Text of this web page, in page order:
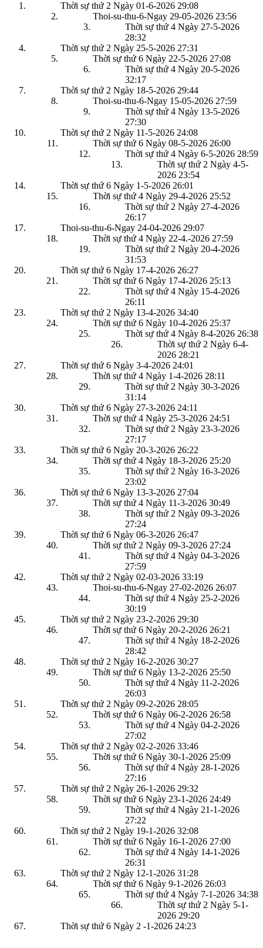
Thời sự thứ 2 Ngày 01-6-2026 29:08
Thoi-su-thu-6-Ngay 29-05-2026 23:56
Thời sự thứ 4 Ngày 27-5-2026
28:32
Thời sự thứ 2 Ngày 25-5-2026 27:31
Thời sự thứ 6 Ngày 22-5-2026 27:08
Thời sự thứ 4 Ngày 20-5-2026
32:17
Thời sự thứ 2 Ngày 18-5-2026 29:44
Thoi-su-thu-6-Ngay 15-05-2026 27:59
Thời sự thứ 4 Ngày 13-5-2026
27:30
Thời sự thứ 2 Ngày 11-5-2026 24:08
Thời sự thứ 6 Ngày 08-5-2026 26:00
Thời sự thứ 4 Ngày 6-5-2026 28:59
Thời sự thứ 2 Ngày 4-5-
2026 23:54
Thời sự thứ 6 Ngày 1-5-2026 26:01
Thời sự thứ 4 Ngày 29-4-2026 25:52
Thời sự thứ 2 Ngày 27-4-2026
26:17
Thoi-su-thu-6-Ngay 24-04-2026 29:07
Thời sự thứ 4 Ngày 22-4.-2026 27:59
Thời sự thứ 2 Ngày 20-4-2026
31:53
Thời sự thứ 6 Ngày 17-4-2026 26:27
Thời sự thứ 6 Ngày 17-4-2026 25:13
Thời sự thứ 4 Ngày 15-4-2026
26:11
Thời sự thứ 2 Ngày 13-4-2026 34:40
Thời sự thứ 6 Ngày 10-4-2026 25:37
Thời sự thứ 4 Ngày 8-4-2026 26:38
Thời sự thứ 2 Ngày 6-4-
2026 28:21
Thời sự thứ 6 Ngày 3-4-2026 24:01
Thời sự thứ 4 Ngày 1-4-2026 28:11
Thời sự thứ 2 Ngày 30-3-2026
31:14
Thời sự thứ 6 Ngày 27-3-2026 24:11
Thời sự thứ 4 Ngày 25-3-2026 24:51
Thời sự thứ 2 Ngày 23-3-2026
27:17
Thời sự thứ 6 Ngày 20-3-2026 26:22
Thời sự thứ 4 Ngày 18-3-2026 25:20
Thời sự thứ 2 Ngày 16-3-2026
23:02
Thời sự thứ 6 Ngày 13-3-2026 27:04
Thời sự thứ 4 Ngày 11-3-2026 30:49
Thời sự thứ 2 Ngày 09-3-2026
27:24
Thời sự thứ 6 Ngày 06-3-2026 26:47
Thời sự thứ 2 Ngày 09-3-2026 27:24
Thời sự thứ 4 Ngày 04-3-2026
27:59
Thời sự thứ 2 Ngày 02-03-2026 33:19
Thoi-su-thu-6-Ngay 27-02-2026 26:07
Thời sự thứ 4 Ngày 25-2-2026
30:19
Thời sự thứ 2 Ngày 23-2-2026 29:30
Thời sự thứ 6 Ngày 20-2-2026 26:21
Thời sự thứ 4 Ngày 18-2-2026
28:42
Thời sự thứ 2 Ngày 16-2-2026 30:27
Thời sự thứ 6 Ngày 13-2-2026 25:50
Thời sự thứ 4 Ngày 11-2-2026
26:03
Thời sự thứ 2 Ngày 09-2-2026 28:05
Thời sự thứ 6 Ngày 06-2-2026 26:58
Thời sự thứ 4 Ngày 04-2-2026
27:02
Thời sự thứ 2 Ngày 02-2-2026 33:46
Thời sự thứ 6 Ngày 30-1-2026 25:09
Thời sự thứ 4 Ngày 28-1-2026
27:16
Thời sự thứ 2 Ngày 26-1-2026 29:32
Thời sự thứ 6 Ngày 23-1-2026 24:49
Thời sự thứ 4 Ngày 21-1-2026
27:22
Thời sự thứ 2 Ngày 19-1-2026 32:08
Thời sự thứ 6 Ngày 16-1-2026 27:00
Thời sự thứ 4 Ngày 14-1-2026
26:31
Thời sự thứ 2 Ngày 12-1-2026 31:28
Thời sự thứ 6 Ngày 9-1-2026 26:03
Thời sự thứ 4 Ngày 7-1-2026 34:38
Thời sự thứ 2 Ngày 5-1-
2026 29:20
Thời sự thứ 6 Ngày 2 -1-2026 24:23